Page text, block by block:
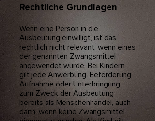
Rechtliche Grundlagen
Wenn eine Person in die
Ausbeutung einwilligt, ist das
rechtlich nicht relevant, wenn eines
der genannten Zwangsmittel
angewendet wurde. Bei Kindern
gilt jede Anwerbung, Beförderung,
Aufnahme oder Unterbringung
zum Zweck der Ausbeutung
bereits als Menschenhandel, auch
dann, wenn keine Zwangsmittel